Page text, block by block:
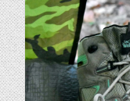
Posted in